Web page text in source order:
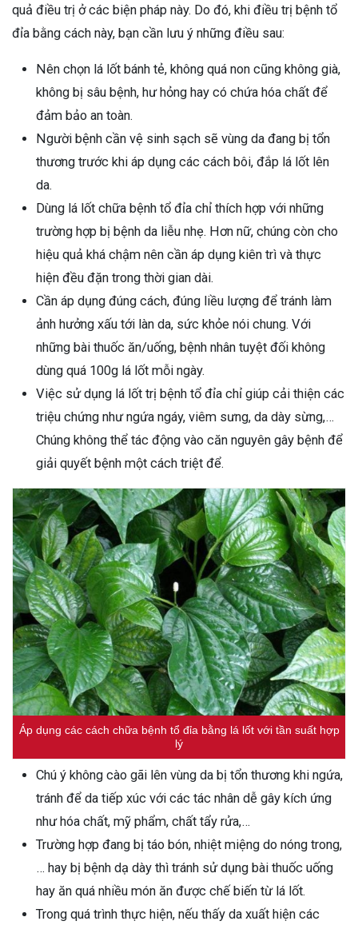
quả điều trị ở các biện pháp này. Do đó, khi điều trị bệnh tổ
đỉa bằng cách này, bạn cần lưu ý những điều sau:
Nên chọn lá lốt bánh tẻ, không quá non cũng không già,
không bị sâu bệnh, hư hỏng hay có chứa hóa chất để
đảm bảo an toàn.
Người bệnh cần vệ sinh sạch sẽ vùng da đang bị tổn
thương trước khi áp dụng các cách bôi, đắp lá lốt lên
da.
Dùng lá lốt chữa bệnh tổ đỉa chỉ thích hợp với những
trường hợp bị bệnh da liễu nhẹ. Hơn nữ, chúng còn cho
hiệu quả khá chậm nên cần áp dụng kiên trì và thực
hiện đều đặn trong thời gian dài.
Cần áp dụng đúng cách, đúng liều lượng để tránh làm
ảnh hưởng xấu tới làn da, sức khỏe nói chung. Với
những bài thuốc ăn/uống, bệnh nhân tuyệt đối không
dùng quá 100g lá lốt mỗi ngày.
Việc sử dụng lá lốt trị bệnh tổ đỉa chỉ giúp cải thiện các
triệu chứng như ngứa ngáy, viêm sưng, da dày sừng,…
Chúng không thể tác động vào căn nguyên gây bệnh để
giải quyết bệnh một cách triệt để.
Áp dụng các cách chữa bệnh tổ đỉa bằng lá lốt với tần suất hợp
lý
Chú ý không cào gãi lên vùng da bị tổn thương khi ngứa,
tránh để da tiếp xúc với các tác nhân dễ gây kích ứng
như hóa chất, mỹ phẩm, chất tẩy rửa,…
Trường hợp đang bị táo bón, nhiệt miệng do nóng trong,
… hay bị bệnh dạ dày thì tránh sử dụng bài thuốc uống
hay ăn quá nhiều món ăn được chế biến từ lá lốt.
Trong quá trình thực hiện, nếu thấy da xuất hiện các